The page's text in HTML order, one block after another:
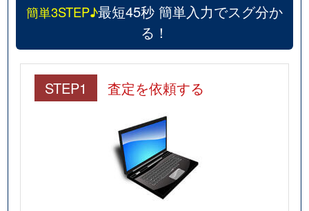
簡単3STEP♪最短45秒 簡単入力でスグ分か
る！
STEP1 査定を依頼する